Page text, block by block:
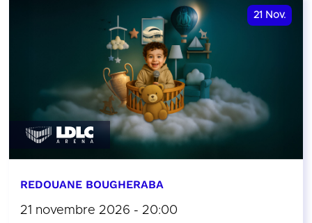
21 Nov.
REDOUANE BOUGHERABA
21 novembre 2026 - 20:00